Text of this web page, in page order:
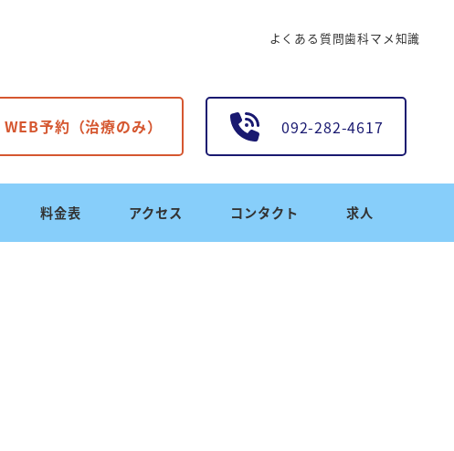
よくある質問歯科マメ知識
WEB予約（治療のみ） 092-282-4617
料金表 アクセス コンタクト 求人